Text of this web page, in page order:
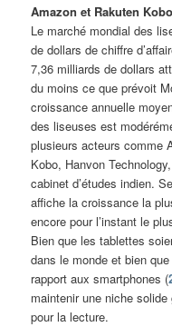
Amazon et Rakuten
Le marché mondial des
de dollars de chiffre
7,36 milliards de dollars
du moins ce que prévoit
croissance annuelle
des liseuses est
plusieurs acteurs comme
Kobo, Hanvon
cabinet d’études indien.
affiche la croissance la
encore pour l’instant le
Bien que les tablettes
dans le monde et bien
rapport aux smartphones (
maintenir une niche
pour la lecture.